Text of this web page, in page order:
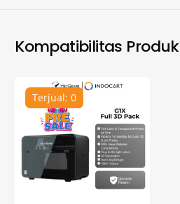
Kompatibilitas Produk
Terjual: 0